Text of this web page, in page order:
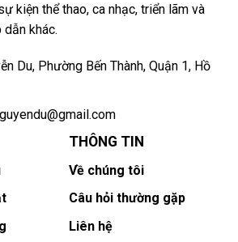
kiện thể thao, ca nhạc, triển lãm và
khác.
Du, Phường Bến Thành, Quận 1, Hồ
THÔNG TIN
Về chúng tôi
Câu hỏi thường gặp
Liên hệ